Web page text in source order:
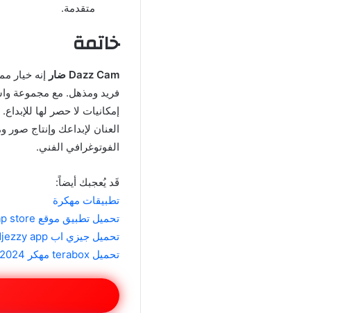
متقدمة.
خاتمة
Dazz Cam ضار
إنه خيار
فريد ومذهل. مع مجموعة
العنان لإبداعك وإنتاج صور
الفوتوغرافي الفني.
قَد يُعجبك أيضاً:
تطبيقات مهكرة
تحميل تطبيق موقع 7ap store لتحميل الالعاب والتطبيقات المهكرة مجانا 2024
تحميل جيزي اب djezzy app مهكرة زرقاء 10جيغا مجانا 2024
تحميل terabox مهكر 2024 اخر اصدار مجانا